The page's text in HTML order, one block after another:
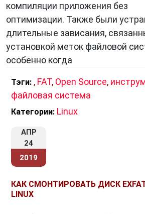
компиляции приложения без
оптимизации. Также были
длительные зависания,
установкой меток файловой
особенно когда
Тэги: , FAT, Open Source,
файловая система
Категории: Linux
АПР
24
2019
КАК СМОНТИРОВАТЬ ДИСК EXFAT
LINUX